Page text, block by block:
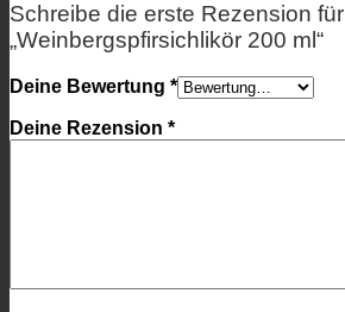
Schreibe die erste Rezension für
„Weinbergspfirsichlikör 200 ml“
Deine Bewertung *
Deine Rezension *